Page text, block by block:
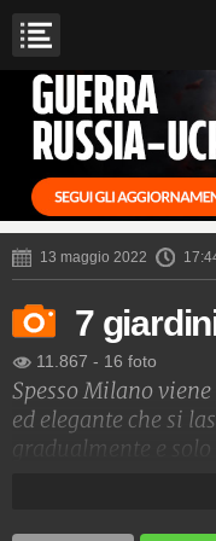
13 maggio 2022
7
11.867 - 16 foto
Spesso Milano
ed elegante che si
gradualmente e
non c'è momento